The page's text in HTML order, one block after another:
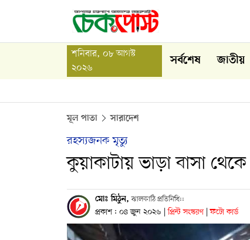
শনিবার, ০৮ আগস্ট
২০২৬
সর্বশেষ জাতীয়
মূল পাতা সারাদেশ
রহস্যজনক মৃত্যু
কুয়াকাটায় ভাড়া বাসা
মোঃ মিঠুন,ঝালকাঠি প্রতিনিধি::
প্রকাশ : ০৪ জুন ২০২৬ | প্রিন্ট সংস্করণ | ফটো কার্ড